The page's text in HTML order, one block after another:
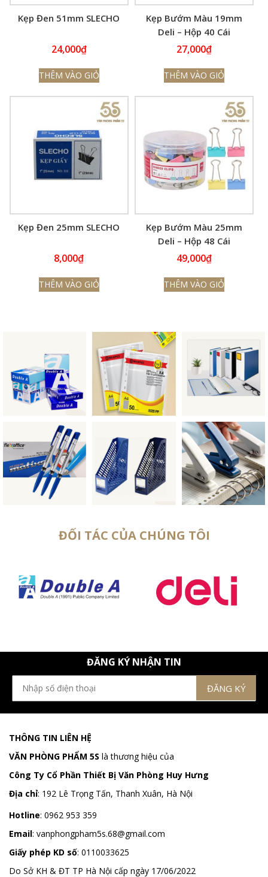
Kẹp Đen 51mm SLECHO
24,000₫
THÊM VÀO GIỎ
Kẹp Bướm Màu 19mm
Deli – Hộp 40 Cái
27,000₫
THÊM VÀO GIỎ
Kẹp Đen 25mm SLECHO
8,000₫
THÊM VÀO GIỎ
Kẹp Bướm Màu 25mm
Deli – Hộp 48 Cái
49,000₫
THÊM VÀO GIỎ
ĐỐI TÁC CỦA CHÚNG TÔI
ĐĂNG KÝ NHẬN TIN
THÔNG TIN LIÊN HỆ
VĂN PHÒNG PHẨM 5S là thương hiệu của
Công Ty Cổ Phần Thiết Bị Văn Phòng Huy Hưng
Địa chỉ: 192 Lê Trọng Tấn, Thanh Xuân, Hà Nội
Hotline: 0962 953 359
Email: vanphongpham5s.68@gmail.com
Giấy phép KD số: 0110033625
Do Sở KH & ĐT TP Hà Nội cấp ngày 17/06/2022